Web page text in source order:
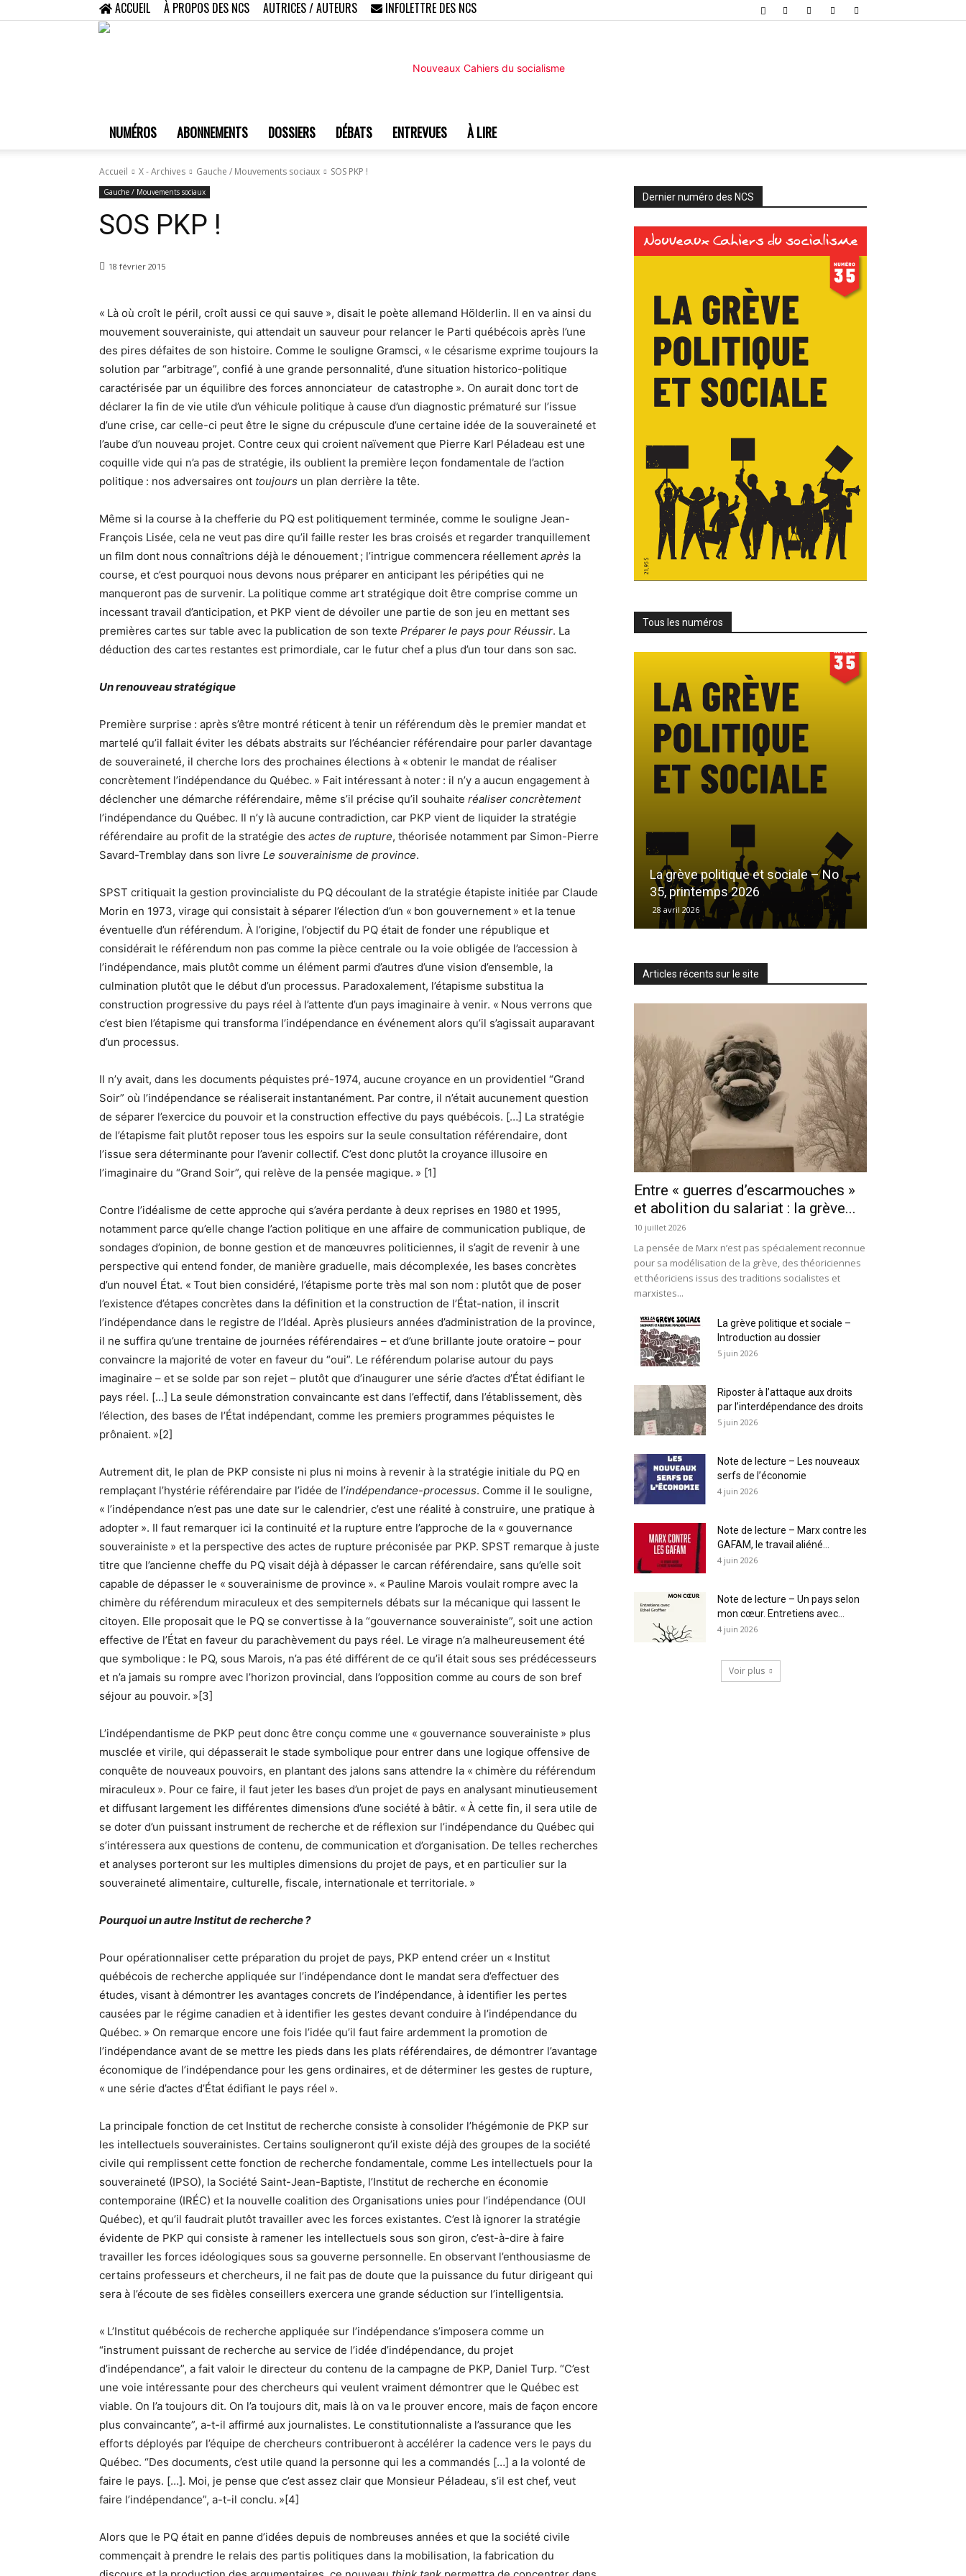
ACCUEIL À PROPOS DES NCS AUTRICES / AUTEURS INFOLETTRE DES NCS
du
socialisme
NUMÉROS ABONNEMENTS DOSSIERS DÉBATS ENTREVUES À LIRE
Accueil X - Archives Gauche / Mouvements sociaux SOS PKP !
Gauche / Mouvements sociaux
SOS PKP !
18 février 2015
« Là où croît le péril, croît aussi ce qui sauve », disait le poète allemand Hölderlin. Il en va ainsi du
mouvement souverainiste, qui attendait un sauveur pour relancer le Parti québécois après l’une
des pires défaites de son histoire. Comme le souligne Gramsci, « le césarisme exprime toujours la
solution par “arbitrage”, confié à une grande personnalité, d’une situation historico-politique
caractérisée par un équilibre des forces annonciateur de catastrophe ». On aurait donc tort de
déclarer la fin de vie utile d’un véhicule politique à cause d’un diagnostic prématuré sur l’issue
d’une crise, car celle-ci peut être le signe du crépuscule d’une certaine idée de la souveraineté et
l’aube d’un nouveau projet. Contre ceux qui croient naïvement que Pierre Karl Péladeau est une
coquille vide qui n’a pas de stratégie, ils oublient la première leçon fondamentale de l’action
politique : nos adversaires ont toujours un plan derrière la tête.
Même si la course à la chefferie du PQ est politiquement terminée, comme le souligne Jean-
François Lisée, cela ne veut pas dire qu’il faille rester les bras croisés et regarder tranquillement
un film dont nous connaîtrions déjà le dénouement ; l’intrigue commencera réellement après la
course, et c’est pourquoi nous devons nous préparer en anticipant les péripéties qui ne
manqueront pas de survenir. La politique comme art stratégique doit être comprise comme un
incessant travail d’anticipation, et PKP vient de dévoiler une partie de son jeu en mettant ses
premières cartes sur table avec la publication de son texte Préparer le pays pour Réussir. La
déduction des cartes restantes est primordiale, car le futur chef a plus d’un tour dans son sac.
Un renouveau stratégique
Première surprise : après s’être montré réticent à tenir un référendum dès le premier mandat et
martelé qu’il fallait éviter les débats abstraits sur l’échéancier référendaire pour parler davantage
de souveraineté, il cherche lors des prochaines élections à « obtenir le mandat de réaliser
concrètement l’indépendance du Québec. » Fait intéressant à noter : il n’y a aucun engagement à
déclencher une démarche référendaire, même s’il précise qu’il souhaite réaliser concrètement
l’indépendance du Québec. Il n’y là aucune contradiction, car PKP vient de liquider la stratégie
référendaire au profit de la stratégie des actes de rupture, théorisée notamment par Simon-Pierre
Savard-Tremblay dans son livre Le souverainisme de province.
SPST critiquait la gestion provincialiste du PQ découlant de la stratégie étapiste initiée par Claude
Morin en 1973, virage qui consistait à séparer l’élection d’un « bon gouvernement » et la tenue
éventuelle d’un référendum. À l’origine, l’objectif du PQ était de fonder une république et
considérait le référendum non pas comme la pièce centrale ou la voie obligée de l’accession à
l’indépendance, mais plutôt comme un élément parmi d’autres d’une vision d’ensemble, la
culmination plutôt que le début d’un processus. Paradoxalement, l’étapisme substitua la
construction progressive du pays réel à l’attente d’un pays imaginaire à venir. « Nous verrons que
c’est bien l’étapisme qui transforma l’indépendance en événement alors qu’il s’agissait auparavant
d’un processus.
Il n’y avait, dans les documents péquistes pré-1974, aucune croyance en un providentiel “Grand
Soir” où l’indépendance se réaliserait instantanément. Par contre, il n’était aucunement question
de séparer l’exercice du pouvoir et la construction effective du pays québécois. […] La stratégie
de l’étapisme fait plutôt reposer tous les espoirs sur la seule consultation référendaire, dont
l’issue sera déterminante pour l’avenir collectif. C’est donc plutôt la croyance illusoire en
l’imaginaire du “Grand Soir”, qui relève de la pensée magique. » [1]
Contre l’idéalisme de cette approche qui s’avéra perdante à deux reprises en 1980 et 1995,
notamment parce qu’elle change l’action politique en une affaire de communication publique, de
sondages d’opinion, de bonne gestion et de manœuvres politiciennes, il s’agit de revenir à une
perspective qui entend fonder, de manière graduelle, mais décomplexée, les bases concrètes
d’un nouvel État. « Tout bien considéré, l’étapisme porte très mal son nom : plutôt que de poser
l’existence d’étapes concrètes dans la définition et la construction de l’État-nation, il inscrit
l’indépendance dans le registre de l’Idéal. Après plusieurs années d’administration de la province,
il ne suffira qu’une trentaine de journées référendaires – et d’une brillante joute oratoire – pour
convaincre la majorité de voter en faveur du “oui”. Le référendum polarise autour du pays
imaginaire – et se solde par son rejet – plutôt que d’inaugurer une série d’actes d’État édifiant le
pays réel. […] La seule démonstration convaincante est dans l’effectif, dans l’établissement, dès
l’élection, des bases de l’État indépendant, comme les premiers programmes péquistes le
prônaient. »[2]
Autrement dit, le plan de PKP consiste ni plus ni moins à revenir à la stratégie initiale du PQ en
remplaçant l’hystérie référendaire par l’idée de l’indépendance-processus. Comme il le souligne,
« l’indépendance n’est pas une date sur le calendrier, c’est une réalité à construire, une pratique à
adopter ». Il faut remarquer ici la continuité et la rupture entre l’approche de la « gouvernance
souverainiste » et la perspective des actes de rupture préconisée par PKP. SPST remarque à juste
titre que l’ancienne cheffe du PQ visait déjà à dépasser le carcan référendaire, sans qu’elle soit
capable de dépasser le « souverainisme de province ». « Pauline Marois voulait rompre avec la
chimère du référendum miraculeux et des sempiternels débats sur la mécanique qui lassent le
citoyen. Elle proposait que le PQ se convertisse à la “gouvernance souverainiste”, soit une action
effective de l’État en faveur du parachèvement du pays réel. Le virage n’a malheureusement été
que symbolique : le PQ, sous Marois, n’a pas été différent de ce qu’il était sous ses prédécesseurs
et n’a jamais su rompre avec l’horizon provincial, dans l’opposition comme au cours de son bref
séjour au pouvoir. »[3]
L’indépendantisme de PKP peut donc être conçu comme une « gouvernance souverainiste » plus
musclée et virile, qui dépasserait le stade symbolique pour entrer dans une logique offensive de
conquête de nouveaux pouvoirs, en plantant des jalons sans attendre la « chimère du référendum
miraculeux ». Pour ce faire, il faut jeter les bases d’un projet de pays en analysant minutieusement
et diffusant largement les différentes dimensions d’une société à bâtir. « À cette fin, il sera utile de
se doter d’un puissant instrument de recherche et de réflexion sur l’indépendance du Québec qui
s’intéressera aux questions de contenu, de communication et d’organisation. De telles recherches
et analyses porteront sur les multiples dimensions du projet de pays, et en particulier sur la
souveraineté alimentaire, culturelle, fiscale, internationale et territoriale. »
Pourquoi un autre Institut de recherche ?
Pour opérationnaliser cette préparation du projet de pays, PKP entend créer un « Institut
québécois de recherche appliquée sur l’indépendance dont le mandat sera d’effectuer des
études, visant à démontrer les avantages concrets de l’indépendance, à identifier les pertes
causées par le régime canadien et à identifier les gestes devant conduire à l’indépendance du
Québec. » On remarque encore une fois l’idée qu’il faut faire ardemment la promotion de
l’indépendance avant de se mettre les pieds dans les plats référendaires, de démontrer l’avantage
économique de l’indépendance pour les gens ordinaires, et de déterminer les gestes de rupture,
« une série d’actes d’État édifiant le pays réel ».
La principale fonction de cet Institut de recherche consiste à consolider l’hégémonie de PKP sur
les intellectuels souverainistes. Certains souligneront qu’il existe déjà des groupes de la société
civile qui remplissent cette fonction de recherche fondamentale, comme Les intellectuels pour la
souveraineté (IPSO), la Société Saint-Jean-Baptiste, l’Institut de recherche en économie
contemporaine (IRÉC) et la nouvelle coalition des Organisations unies pour l’indépendance (OUI
Québec), et qu’il faudrait plutôt travailler avec les forces existantes. C’est là ignorer la stratégie
évidente de PKP qui consiste à ramener les intellectuels sous son giron, c’est-à-dire à faire
travailler les forces idéologiques sous sa gouverne personnelle. En observant l’enthousiasme de
certains professeurs et chercheurs, il ne fait pas de doute que la puissance du futur dirigeant qui
sera à l’écoute de ses fidèles conseillers exercera une grande séduction sur l’intelligentsia.
« L’Institut québécois de recherche appliquée sur l’indépendance s’imposera comme un
“instrument puissant de recherche au service de l’idée d’indépendance, du projet
d’indépendance”, a fait valoir le directeur du contenu de la campagne de PKP, Daniel Turp. “C’est
une voie intéressante pour des chercheurs qui veulent vraiment démontrer que le Québec est
viable. On l’a toujours dit. On l’a toujours dit, mais là on va le prouver encore, mais de façon encore
plus convaincante”, a-t-il affirmé aux journalistes. Le constitutionnaliste a l’assurance que les
efforts déployés par l’équipe de chercheurs contribueront à accélérer la cadence vers le pays du
Québec. “Des documents, c’est utile quand la personne qui les a commandés […] a la volonté de
faire le pays. […]. Moi, je pense que c’est assez clair que Monsieur Péladeau, s’il est chef, veut
faire l’indépendance”, a-t-il conclu. »[4]
Alors que le PQ était en panne d’idées depuis de nombreuses années et que la société civile
commençait à prendre le relais des partis politiques dans la mobilisation, la fabrication du
Dernier numéro des NCS
Tous les numéros
La grève politique et sociale – No
35, printemps 2026
28 avril 2026
Articles récents sur le site
Entre « guerres d’escarmouches »
et abolition du salariat : la grève...
10 juillet 2026
La pensée de Marx n’est pas spécialement reconnue
pour sa modélisation de la grève, des théoriciennes
et théoriciens issus des traditions socialistes et
marxistes...
La grève politique et sociale –
Introduction au dossier
5 juin 2026
Riposter à l’attaque aux droits
par l’interdépendance des droits
5 juin 2026
Note de lecture – Les nouveaux
serfs de l’économie
4 juin 2026
Note de lecture – Marx contre les
GAFAM, le travail aliéné...
4 juin 2026
Note de lecture – Un pays selon
mon cœur. Entretiens avec...
4 juin 2026
Voir plus